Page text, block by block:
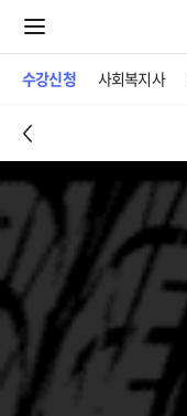
수강신청 사회복지사